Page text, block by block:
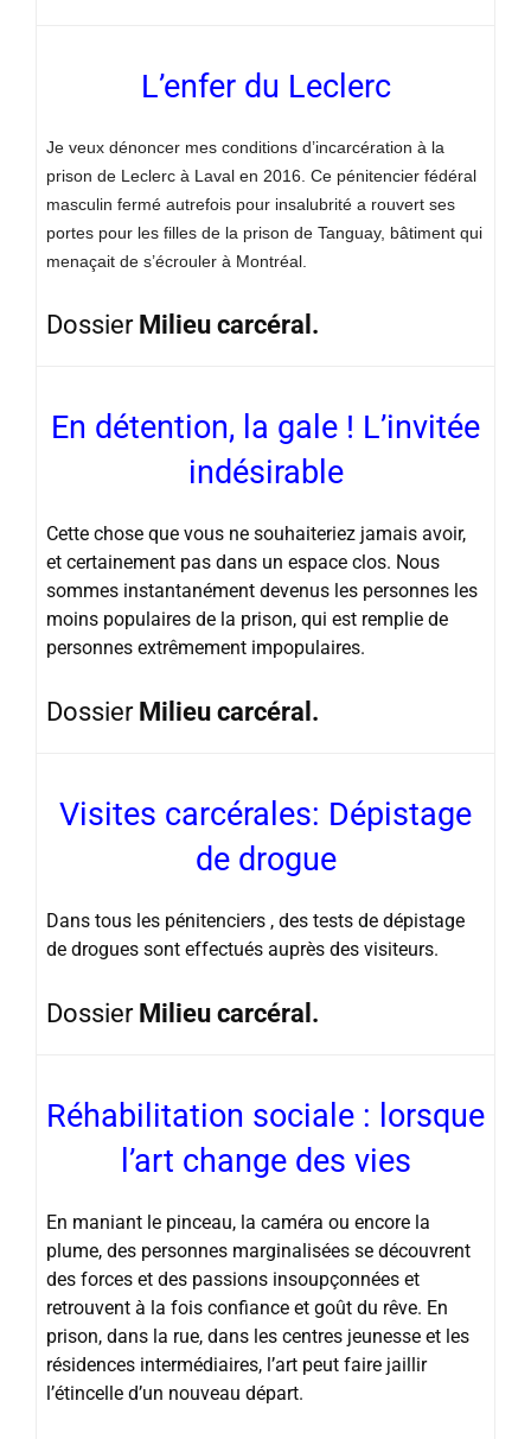
L’enfer du Leclerc
Je veux dénoncer mes conditions d’incarcération à la
prison de Leclerc à Laval en 2016. Ce pénitencier fédéral
masculin fermé autrefois pour insalubrité a rouvert ses
portes pour les filles de la prison de Tanguay, bâtiment qui
menaçait de s’écrouler à Montréal.
DossierMilieu carcéral.
En détention, la gale ! L’invitée
indésirable
Cette chose que vous ne souhaiteriez jamais avoir,
et certainement pas dans un espace clos. Nous
sommes instantanément devenus les personnes les
moins populaires de la prison, qui est remplie de
personnes extrêmement impopulaires.
DossierMilieu carcéral.
Visites carcérales: Dépistage
de drogue
Dans tous les pénitenciers , des tests de dépistage
de drogues sont effectués auprès des visiteurs.
Dossier Milieu carcéral.
Réhabilitation sociale : lorsque
l’art change des vies
En maniant le pinceau, la caméra ou encore la
plume, des personnes marginalisées se découvrent
des forces et des passions insoupçonnées et
retrouvent à la fois confiance et goût du rêve. En
prison, dans la rue, dans les centres jeunesse et les
résidences intermédiaires, l’art peut faire jaillir
l’étincelle d’un nouveau départ.